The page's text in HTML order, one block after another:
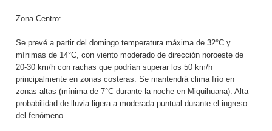
Zona Centro:
Se prevé a partir del domingo temperatura máxima de 32°C y
mínimas de 14°C, con viento moderado de dirección noroeste de
20-30 km/h con rachas que podrían superar los 50 km/h
principalmente en zonas costeras. Se mantendrá clima frío en
zonas altas (mínima de 7°C durante la noche en Miquihuana). Alta
probabilidad de lluvia ligera a moderada puntual durante el ingreso
del fenómeno.